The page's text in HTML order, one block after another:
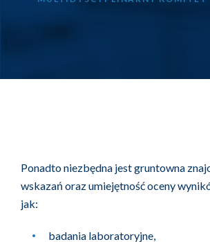
Ponadto niezbędna jest gruntowna
wskazań oraz umiejętność oceny
jak:
badania laboratoryjne,